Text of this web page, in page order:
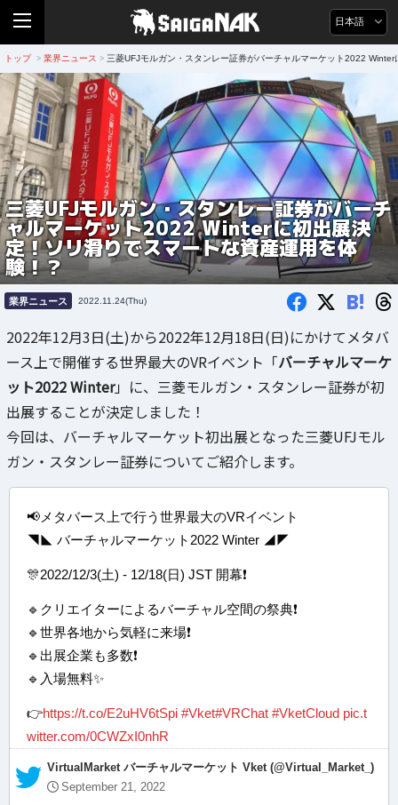
日本語
トップ > 業界ニュース > 三菱UFJモルガン・スタンレー証券がバーチャルマーケット2022
三菱UFJモルガン・スタンレー証券がバーチ
ャルマーケット2022 Winterに初出展決
定！ソリ滑りでスマートな資産運用を体
験！？
業界ニュース 2022.11.24(Thu) B!
2022年12月3日(土)から2022年12月18日(日)にかけてメタバ
ース上で開催する世界最大のVRイベント「バーチャルマーケ
ット2022 Winter」に、三菱モルガン・スタンレー証券が初
出展することが決定しました！
今回は、バーチャルマーケット初出展となった三菱UFJモル
ガン・スタンレー証券についてご紹介します。
📢メタバース上で行う世界最大のVRイベント
◥◣ バーチャルマーケット2022 Winter ◢◤
🎊2022/12/3(土) - 12/18(日) JST 開幕❗
🔹クリエイターによるバーチャル空間の祭典❗
🔹世界各地から気軽に来場❗
🔹出展企業も多数❗
🔹入場無料✨
👉https://t.co/E2uHV6tSpi #Vket#VRChat #VketCloud pic.t
witter.com/0CWZxI0nhR
— VirtualMarket バーチャルマーケット Vket (@Virtual_Market_)
September 21, 2022